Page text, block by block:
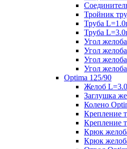
Тройник
Труба
Труба
Угол
Угол
Угол
Угол
Optima 125/90
Желоб
Заглушка
Колено
Крепление
Крепление
Крюк
Крюк